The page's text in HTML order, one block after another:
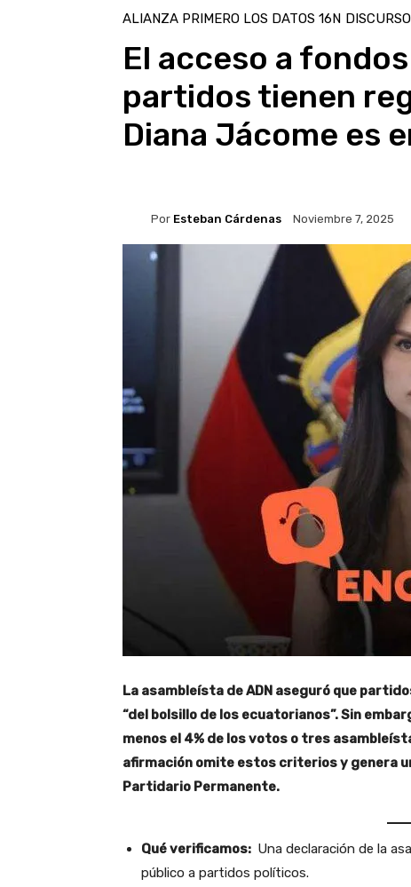
ALIANZA PRIMERO LOS DATOS 16N
El acceso a
partidos tienen
Diana Jácome es
Por Esteban Cárdenas Noviembre 7, 2025
La asambleísta de ADN aseguró que
“del bolsillo de los ecuatorianos”. Sin
menos el 4% de los votos o tres
afirmación omite estos criterios y genera
Partidario Permanente.
Qué verificamos: Una declaración de la
público a partidos políticos.